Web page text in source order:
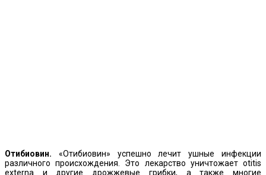
Отибиовин. «Отибиовин» успешно лечит ушные инфекции
различного происхождения. Это лекарство уничтожает otitis
externa и другие дрожжевые грибки, а также многие